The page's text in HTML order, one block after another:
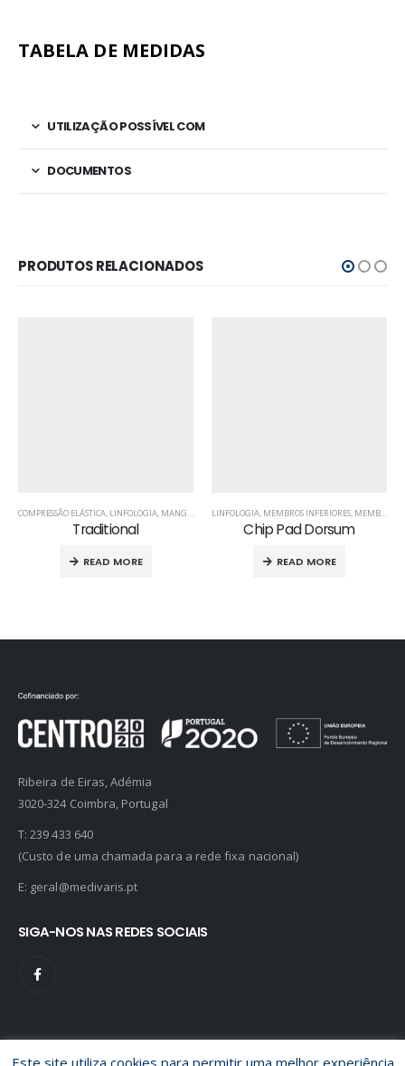
TABELA DE MEDIDAS
UTILIZAÇÃO POSSÍVEL COM
DOCUMENTOS
PRODUTOS RELACIONADOS
COMPRESSÃO ELÁSTICA, LINFOLOGIA, MANGAS MEMBROS SUPERIORES
Traditional
READ MORE
LINFOLOGIA, MEMBROS INFERIORES, MEMBROS SUPERIORES
Chip Pad Dorsum
READ MORE
Ribeira de Eiras, Adémia
3020-324 Coimbra, Portugal
T:239 433 640
(Custo de uma chamada para a rede fixa nacional)
E: geral@medivaris.pt
SIGA-NOS NAS REDES SOCIAIS